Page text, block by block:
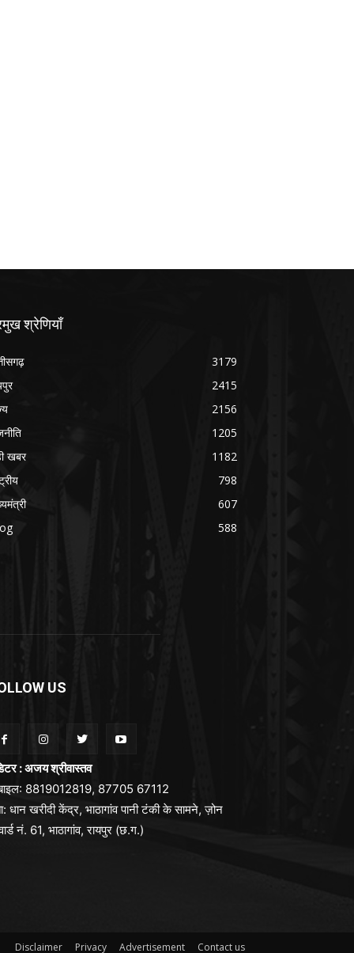
श्रेणियाँ
3179
2415
2156
1205
खबर
1182
798
607
588
US
: अजय श्रीवास्तव
8819012819, 87705 67112
धान खरीदी केंद्र, भाठागांव पानी टंकी के सामने, ज़ोन
नं. 61, भाठागांव, रायपुर (छ.ग.)
Disclaimer Privacy Advertisement Contact us